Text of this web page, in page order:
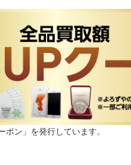
ン」を発行しています。